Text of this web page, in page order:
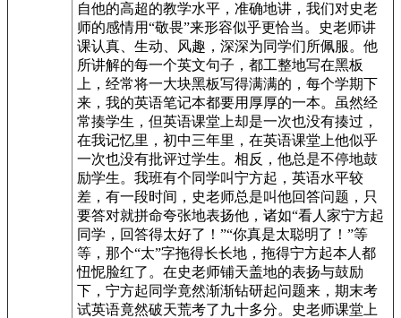
自他的高超的教学水平，准确地讲，我们对史老
师的感情用“敬畏”来形容似乎更恰当。史老师讲
课认真、生动、风趣，深深为同学们所佩服。他
所讲解的每一个英文句子，都工整地写在黑板
上，经常将一大块黑板写得满满的，每个学期下
来，我的英语笔记本都要用厚厚的一本。虽然经
常揍学生，但英语课堂上却是一次也没有揍过，
在我记忆里，初中三年里，在英语课堂上他似乎
一次也没有批评过学生。相反，他总是不停地鼓
励学生。我班有个同学叫宁方起，英语水平较
差，有一段时间，史老师总是叫他回答问题，只
要答对就拼命夸张地表扬他，诸如“看人家宁方起
同学，回答得太好了！”“你真是太聪明了！”等
等，那个“太”字拖得长长地，拖得宁方起本人都
忸怩脸红了。在史老师铺天盖地的表扬与鼓励
下，宁方起同学竟然渐渐钻研起问题来，期末考
试英语竟然破天荒考了九十多分。史老师课堂上